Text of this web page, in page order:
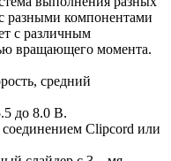
разными компонентами
с различным
вращающего момента.
средний
до 8.0 В.
Clipcord или